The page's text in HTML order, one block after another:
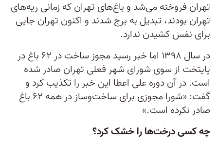
تهران فروخته می‌‎شد و باغ‌‎های تهران که زمانی ریه‌‎های
تهران بودند، تبدیل به برج‎ شدند و اکنون تهران جایی
برای نفس کشیدن ندارد.
در سال ۱۳۹۸ اما خبر رسید مجوز ساخت در ۶۲ باغ در
پایتخت از سوی شورای شهر فعلی تهران صادر شده
‎است. در آن دوره علی اعطا این خبر را تکذیب کرد و
گفت: «شورا مجوزی برای ساخت‌و‌ساز در همه ۶۲ باغ
صادر نکرده است.»
چه کسی درخت‌‎ها را خشک کرد؟